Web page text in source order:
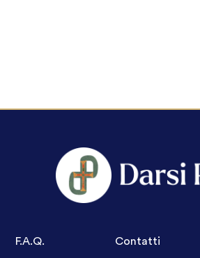
F.A.Q. Contatti